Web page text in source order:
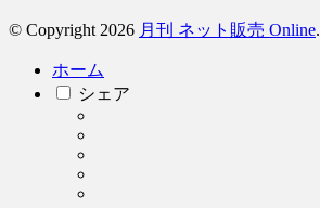
© Copyright 2026 月刊 ネット販売 Online.
ホーム
シェア